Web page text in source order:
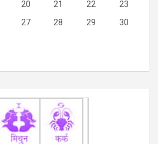
20 21 22
23
27 28 29
30